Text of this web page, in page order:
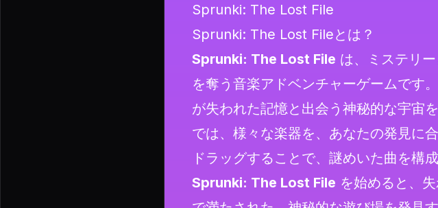
Sprunki: The Lost File
Sprunki: The Lost Fileとは？
Sprunki: The Lost File は、ミステリ
を奪う音楽アドベンチャーゲームです
が失われた記憶と出会う神秘的な宇宙を
では、様々な楽器を、あなたの発見に
ドラッグすることで、謎めいた曲を構
Sprunki: The Lost File を始めると、